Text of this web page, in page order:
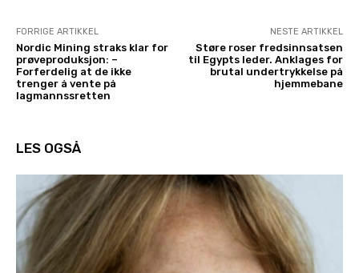
FORRIGE ARTIKKEL
Nordic Mining straks klar for
prøveproduksjon: –
Forferdelig at de ikke
trenger å vente på
lagmannssretten
NESTE ARTIKKEL
Støre roser fredsinnsatsen
til Egypts leder. Anklages for
brutal undertrykkelse på
hjemmebane
LES OGSÅ